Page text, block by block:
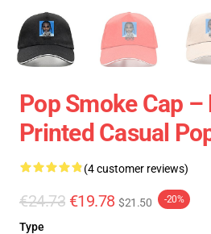
Pop Smoke Cap –
Printed Casual
(4 customer reviews)
€24.73 €19.78 $21.50 -20%
Type